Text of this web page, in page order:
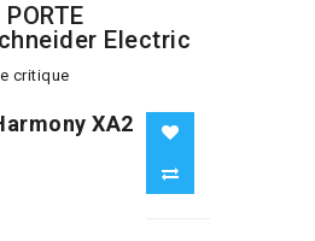
Electric
critique
XA2